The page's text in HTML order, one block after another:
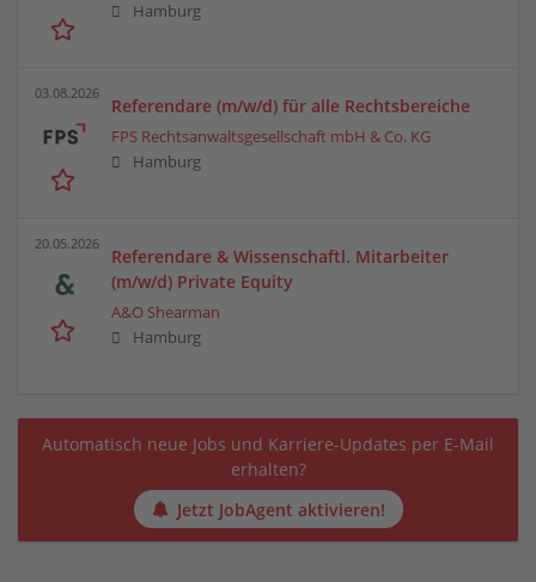
Hamburg
03.08.2026
Referendare (m/w/d) für alle Rechtsbereiche
FPS Rechtsanwaltsgesellschaft mbH & Co. KG
Hamburg
20.05.2026
Referendare & Wissenschaftl. Mitarbeiter
(m/w/d) Private Equity
A&O Shearman
Hamburg
Automatisch neue Jobs und Karriere-Updates per E-Mail
erhalten?
Jetzt JobAgent aktivieren!